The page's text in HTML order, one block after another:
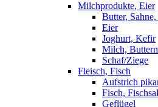
Milchprodukte, Eier
Butter,
Eier
Joghurt, Kefir
Milch,
Schaf/Ziege
Fleisch, Fisch
Aufstrich
Fisch,
Geflügel